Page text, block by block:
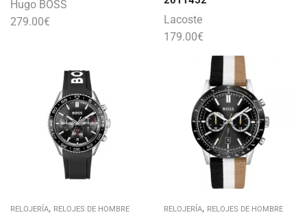
Hugo BOSS
279.00€
Lacoste
179.00€
RELOJERÍA, RELOJES DE HOMBRE RELOJERÍA, RELOJES DE HOMBRE